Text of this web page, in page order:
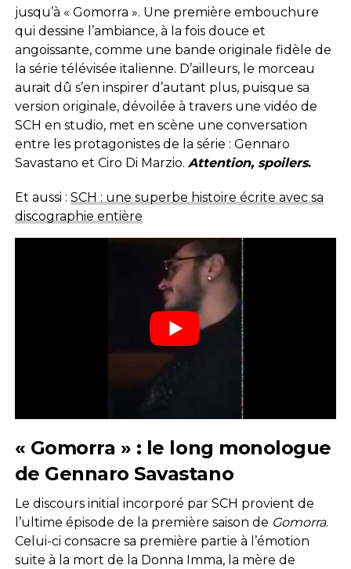
jusqu’à « Gomorra ». Une première embouchure
qui dessine l’ambiance, à la fois douce et
angoissante, comme une bande originale fidèle de
la série télévisée italienne. D’ailleurs, le morceau
aurait dû s’en inspirer d’autant plus, puisque sa
version originale, dévoilée à travers une vidéo de
SCH en studio, met en scène une conversation
entre les protagonistes de la série : Gennaro
Savastano et Ciro Di Marzio. Attention, spoilers.
Et aussi : SCH : une superbe histoire écrite avec sa
discographie entière
« Gomorra » : le long monologue
de Gennaro Savastano
Le discours initial incorporé par SCH provient de
l’ultime épisode de la première saison de Gomorra.
Celui-ci consacre sa première partie à l’émotion
suite à la mort de la Donna Imma, la mère de